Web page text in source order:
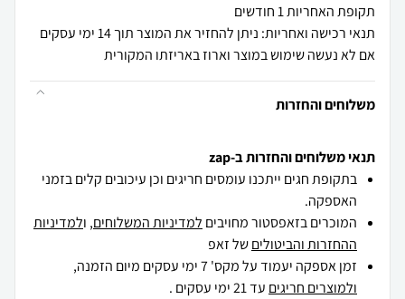
תקופת האחריות 1 חודשים
תנאי רכישה ואחריות: ניתן להחזיר את המוצר תוך 14 ימי עסקים
אם לא נעשה שימוש במוצר וארוז באריזתו המקורית
משלוחים והחזרות
תנאי משלוחים והחזרות ב-zap
בתקופת חגים ייתכנו עומסים חריגים וכן עיכובים קלים בזמני
האספקה.
המוכרים בזאפסטור מחויבים למדיניות המשלוחים, ולמדיניות
ההחזרות והביטוליםשל זאפ
זמן אספקה יעמוד על מקס' 7 ימי עסקים מיום הזמנה,
ולמוצרים חריגים עד 21 ימי עסקים .